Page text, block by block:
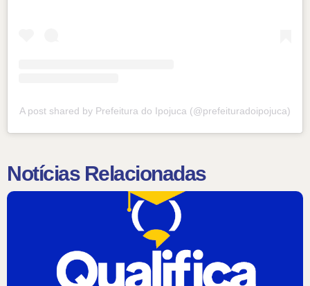
A post shared by Prefeitura do Ipojuca (@prefeituradoipojuca)
Notícias Relacionadas